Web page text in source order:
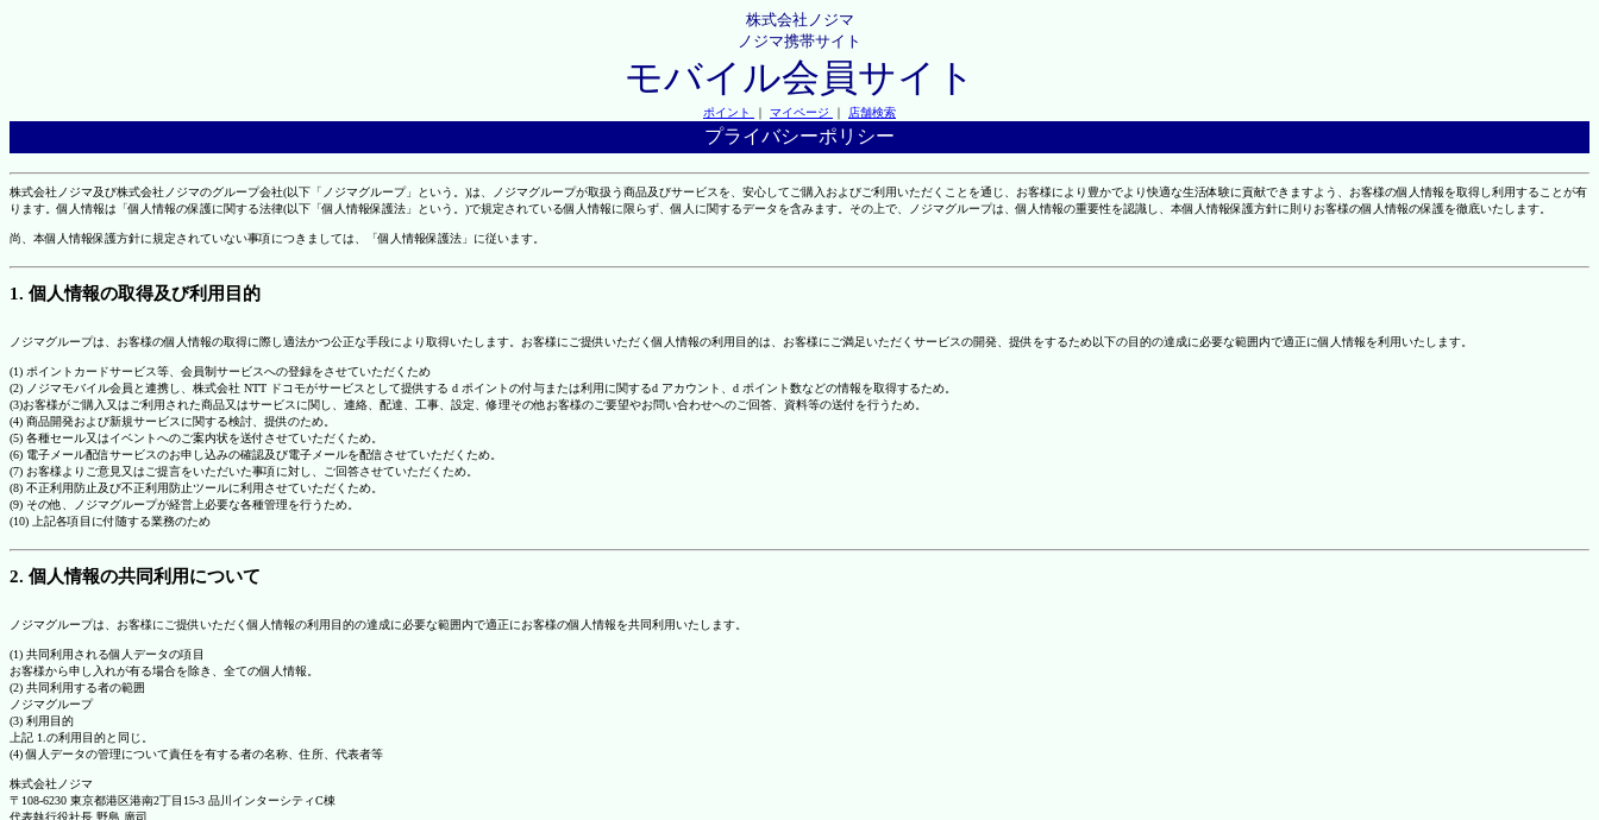
株式会社ノジマ
ノジマ携帯サイト
モバイル会員サイト
ポイント ｜ マイページ ｜ 店舗検索
プライバシーポリシー
株式会社ノジマ及び株式会社ノジマのグループ会社(以下「ノジマグループ」という。)は、ノジマグループが取扱う商品及びサービスを、安心してご購入およびご利用いただくことを通じ、お客様により豊かでより快適な生活体験に貢献できますよう、お客様の個人情報を取得し利用することが有
ります。個人情報は「個人情報の保護に関する法律(以下「個人情報保護法」という。)で規定されている個人情報に限らず、個人に関するデータを含みます。その上で、ノジマグループは、個人情報の重要性を認識し、本個人情報保護方針に則りお客様の個人情報の保護を徹底いたします。
尚、本個人情報保護方針に規定されていない事項につきましては、「個人情報保護法」に従います。
1. 個人情報の取得及び利用目的
ノジマグループは、お客様の個人情報の取得に際し適法かつ公正な手段により取得いたします。お客様にご提供いただく個人情報の利用目的は、お客様にご満足いただくサービスの開発、提供をするため以下の目的の達成に必要な範囲内で適正に個人情報を利用いたします。
(1) ポイントカードサービス等、会員制サービスへの登録をさせていただくため
(2) ノジマモバイル会員と連携し、株式会社 NTT ドコモがサービスとして提供する d ポイントの付与または利用に関するd アカウント、d ポイント数などの情報を取得するため。
(3)お客様がご購入又はご利用された商品又はサービスに関し、連絡、配達、工事、設定、修理その他お客様のご要望やお問い合わせへのご回答、資料等の送付を行うため。
(4) 商品開発および新規サービスに関する検討、提供のため。
(5) 各種セール又はイベントへのご案内状を送付させていただくため。
(6) 電子メール配信サービスのお申し込みの確認及び電子メールを配信させていただくため。
(7) お客様よりご意見又はご提言をいただいた事項に対し、ご回答させていただくため。
(8) 不正利用防止及び不正利用防止ツールに利用させていただくため。
(9) その他、ノジマグループが経営上必要な各種管理を行うため。
(10) 上記各項目に付随する業務のため
2. 個人情報の共同利用について
ノジマグループは、お客様にご提供いただく個人情報の利用目的の達成に必要な範囲内で適正にお客様の個人情報を共同利用いたします。
(1) 共同利用される個人データの項目
お客様から申し入れが有る場合を除き、全ての個人情報。
(2) 共同利用する者の範囲
ノジマグループ
(3) 利用目的
上記 1.の利用目的と同じ。
(4) 個人データの管理について責任を有する者の名称、住所、代表者等
株式会社ノジマ
〒108-6230 東京都港区港南2丁目15-3 品川インターシティC棟
代表執行役社長 野島 廣司